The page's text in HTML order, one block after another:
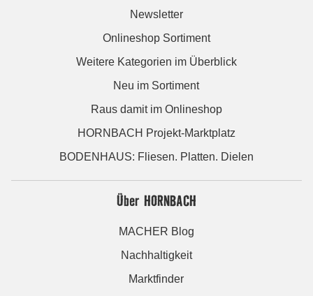
Newsletter
Onlineshop Sortiment
Weitere Kategorien im Überblick
Neu im Sortiment
Raus damit im Onlineshop
HORNBACH Projekt-Marktplatz
BODENHAUS: Fliesen. Platten. Dielen
Über HORNBACH
MACHER Blog
Nachhaltigkeit
Marktfinder